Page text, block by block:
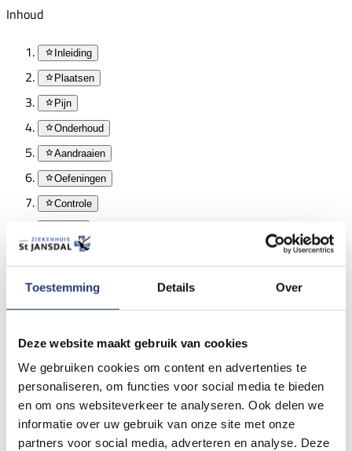
Toestemming Details Over
Deze website maakt gebruik van cookies
We gebruiken cookies om content en advertenties te
personaliseren, om functies voor social media te bieden
en om ons websiteverkeer te analyseren. Ook delen we
informatie over uw gebruik van onze site met onze
partners voor social media, adverteren en analyse. Deze
Inhoud
Inleiding
Plaatsen
Pijn
Onderhoud
Aandraaien
Oefeningen
Controle
Inleiding
De beugel moet ’s nachts gedragen worden. Er zal hierdoor
meer speeksel ontstaan. Dat is normaal en gaat meestal na een
week of twee over.
Plaatsen